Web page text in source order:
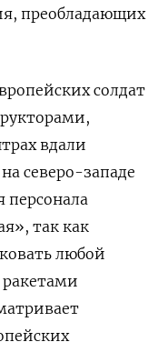
преобладающих
солдат
вдали
северо-западе
персонала
так как
любой